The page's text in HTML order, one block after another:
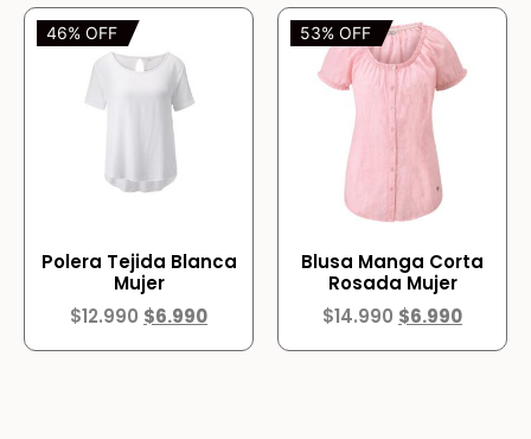
46% OFF
Polera Tejida Blanca
Mujer
$12.990 $6.990
53% OFF
Blusa Manga Corta
Rosada Mujer
$14.990 $6.990